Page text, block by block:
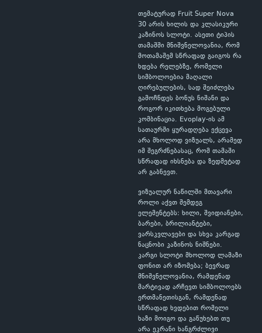
თემატურად Fruit Super Nova
30 არის ხილის და კლასიკური
კაზინოს სლოტი. ასეთი ტიპის
თამაშში მნიშვნელოვანია, რომ
მოთამაშემ სწრაფად გაიგოს რა
ხდება რელებზე, რომელი
სიმბოლოებია მაღალი
ღირებულების, სად შეიძლება
გამოჩნდეს ბონუს ნიშანი და
როგორ იკითხება მოგებული
კომბინაცია. Evoplay-ის ამ
სათაურში ყურადღება ექცევა
არა მხოლოდ ვიზუალს, არამედ
იმ შეგრძნებასაც, რომ თამაში
სწრაფად იხსნება და ზედმეტად
არ გაბნევთ.
ვიზუალურ ნაწილში მთავარი
როლი აქვთ შემდეგ
ელემენტებს: ხილი, შვიდიანები,
ბარები, ბრილიანტები,
ვარსკვლავები და სხვა კარგად
ნაცნობი კაზინოს ნიშნები.
კარგი სლოტი მხოლოდ ლამაზი
ფონით არ იზომება; ბევრად
მნიშვნელოვანია, რამდენად
მარტივად არჩევთ სიმბოლოებს
ერთმანეთისგან, რამდენად
სწრაფად ხვდებით რომელი
ხაზი მოიგო და გაწუხებთ თუ
არა ეკრანი ხანგრძლივი